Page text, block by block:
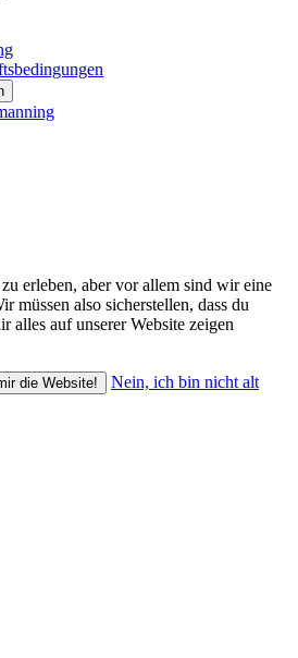
erleben, aber vor allem sind wir eine
müssen also sicherstellen, dass du
auf unserer Website zeigen
die Website!
Nein, ich bin nicht alt